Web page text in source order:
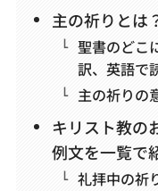
主の祈りとは
聖書のどこ
訳、英語で
主の祈りの
キリスト教の
例文を一覧で
礼拝中の祈